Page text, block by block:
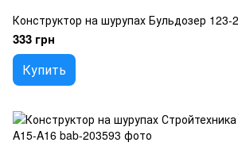
Конструктор на шурупах Бульдозер 123-
333 грн
Купить